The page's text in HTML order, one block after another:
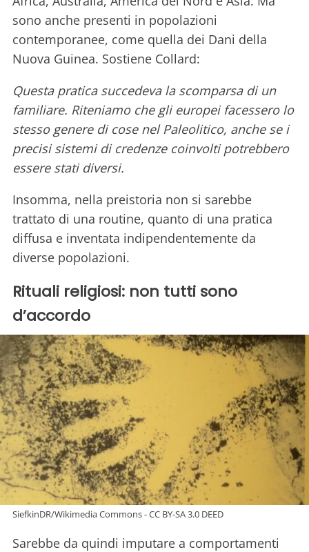
sono anche presenti in popolazioni
contemporanee, come quella dei Dani della
Nuova Guinea. Sostiene Collard:
Questa pratica succedeva la scomparsa di un
familiare. Riteniamo che gli europei facessero lo
stesso genere di cose nel Paleolitico, anche se i
precisi sistemi di credenze coinvolti potrebbero
essere stati diversi.
Insomma, nella preistoria non si sarebbe
trattato di una routine, quanto di una pratica
diffusa e inventata indipendentemente da
diverse popolazioni.
Rituali religiosi: non tutti sono
d’accordo
SiefkinDR/Wikimedia Commons - CC BY-SA 3.0 DEED
Sarebbe da quindi imputare a comportamenti